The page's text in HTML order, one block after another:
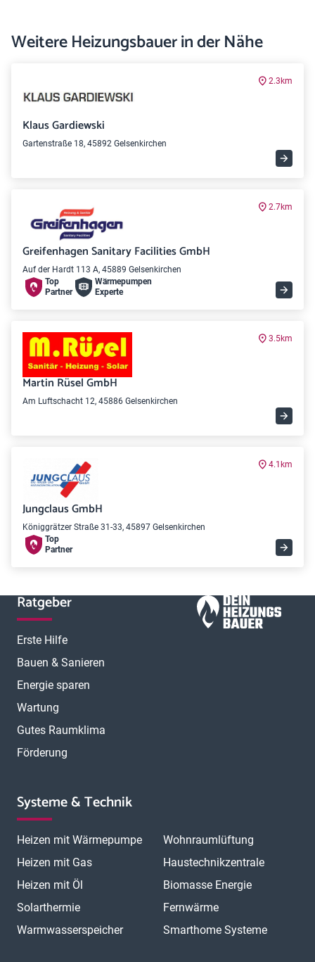
Weitere Heizungsbauer in der Nähe
2.3km
Klaus Gardiewski
Gartenstraße 18, 45892 Gelsenkirchen
2.7km
Greifenhagen Sanitary Facilities GmbH
Auf der Hardt 113 A, 45889 Gelsenkirchen
Top
Partner
Wärme­pumpen
Experte
3.5km
Martin Rüsel GmbH
Am Luftschacht 12, 45886 Gelsenkirchen
4.1km
Jungclaus GmbH
Königgrätzer Straße 31-33, 45897 Gelsenkirchen
Top
Partner
Ratgeber
Erste Hilfe
Bauen & Sanieren
Energie sparen
Wartung
Gutes Raumklima
Förderung
Systeme & Technik
Heizen mit Wärmepumpe
Heizen mit Gas
Heizen mit Öl
Solarthermie
Warmwasserspeicher
Wohnraumlüftung
Haustechnikzentrale
Biomasse Energie
Fernwärme
Smarthome Systeme